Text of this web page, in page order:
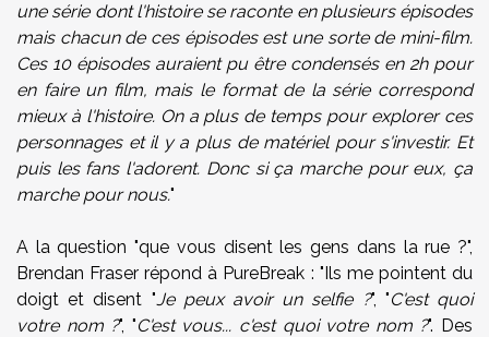
une série dont l'histoire se raconte en plusieurs épisodes
mais chacun de ces épisodes est une sorte de mini-film.
Ces 10 épisodes auraient pu être condensés en 2h pour
en faire un film, mais le format de la série correspond
mieux à l'histoire. On a plus de temps pour explorer ces
personnages et il y a plus de matériel pour s'investir. Et
puis les fans l'adorent. Donc si ça marche pour eux, ça
marche pour nous."
A la question "que vous disent les gens dans la rue ?",
Brendan Fraser répond à PureBreak : "Ils me pointent du
doigt et disent "Je peux avoir un selfie ?", "C'est quoi
votre nom ?", "C'est vous... c'est quoi votre nom ?". Des